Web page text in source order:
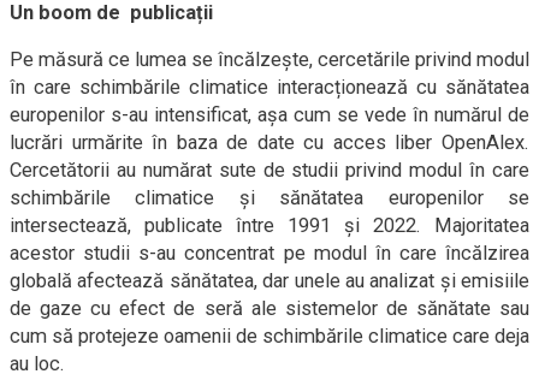
Un boom de publicații
Pe măsură ce lumea se încălzește, cercetările privind modul
în care schimbările climatice interacționează cu sănătatea
europenilor s-au intensificat, așa cum se vede în numărul de
lucrări urmărite în baza de date cu acces liber OpenAlex.
Cercetătorii au numărat sute de studii privind modul în care
schimbările climatice și sănătatea europenilor se
intersectează, publicate între 1991 și 2022. Majoritatea
acestor studii s-au concentrat pe modul în care încălzirea
globală afectează sănătatea, dar unele au analizat și emisiile
de gaze cu efect de seră ale sistemelor de sănătate sau
cum să protejeze oamenii de schimbările climatice care deja
au loc.